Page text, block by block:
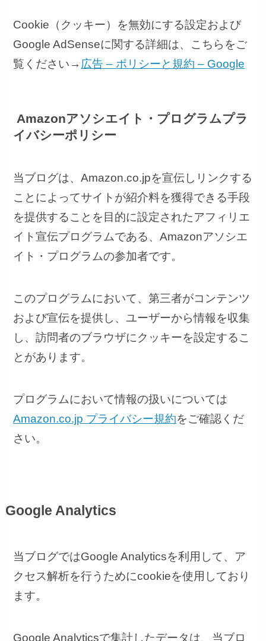
Cookie （クッキー）を無効にする設定および
Google AdSenseに関する詳細は、こちらをご
覧ください→ 広告 – ポリシーと規約 – Google
Amazonアソシエイト・プログラムプラ
イバシーポリシー
当ブログは、Amazon.co.jpを宣伝しリンクする
ことによってサイトが紹介料を獲得できる手段
を提供することを目的に設定されたアフィリエ
イト宣伝プログラムである、Amazonアソシエ
イト・プログラムの参加者です。
このプログラムにおいて、第三者がコンテンツ
および宣伝を提供し、ユーザーから情報を収集
し、訪問者のブラウザにクッキーを設定するこ
とがあります。
プログラムにおいて情報の扱いについては
Amazon.co.jp プライバシー規約をご確認くだ
さい。
Google Analytics
当ブログではGoogle Analyticsを利用して、ア
クセス解析を行うためにcookieを使用しており
ます。
Google Analyticsで集計したデータは、当ブロ